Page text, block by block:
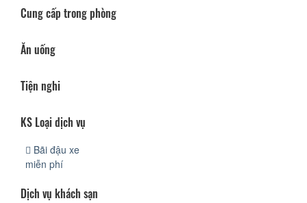
Cung cấp trong phòng
Ăn uống
Tiện nghi
KS Loại dịch vụ
Bãi đậu xe
miễn phí
Dịch vụ khách sạn